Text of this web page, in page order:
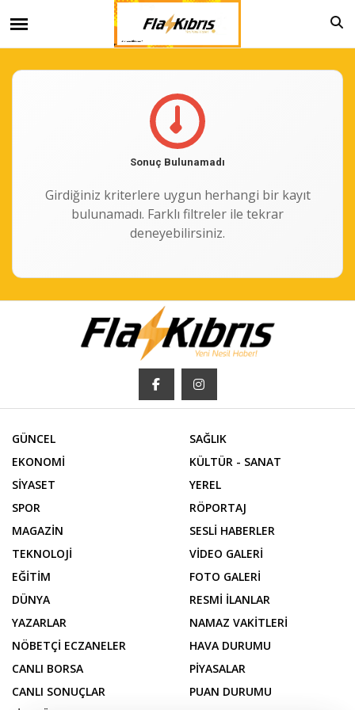
Sonuç Bulunamadı
Girdiğiniz kriterlere uygun herhangi bir kayıt
bulunamadı. Farklı filtreler ile tekrar
deneyebilirsiniz.
GÜNCEL
EKONOMİ
SİYASET
SPOR
MAGAZİN
TEKNOLOJİ
EĞİTİM
DÜNYA
SAĞLIK
KÜLTÜR - SANAT
YEREL
RÖPORTAJ
SESLİ HABERLER
VİDEO GALERİ
FOTO GALERİ
RESMİ İLANLAR
YAZARLAR
NÖBETÇİ ECZANELER
CANLI BORSA
CANLI SONUÇLAR
NAMAZ VAKİTLERİ
HAVA DURUMU
PİYASALAR
PUAN DURUMU